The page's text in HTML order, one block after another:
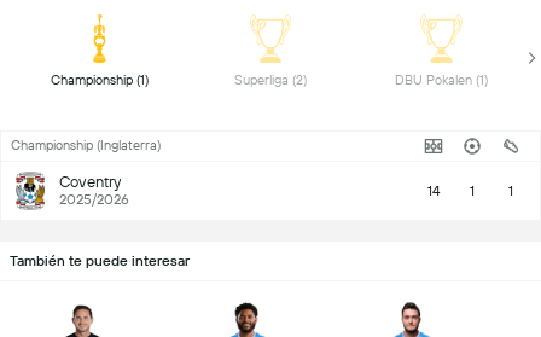
Championship (1)
Championship (Inglaterra)
Coventry
2025/2026 14 1 1
También te puede interesar